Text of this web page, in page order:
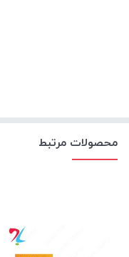
محصولات مرتبط